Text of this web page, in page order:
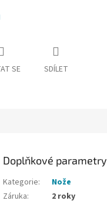
SE SDÍLET
Doplňkové parametry
Kategorie:
Nože
Záruka: 2 roky